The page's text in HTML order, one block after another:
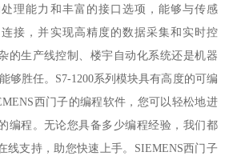
理能力和丰富的接口选项，能够与传感
接，并实现高精度的数据采集和实时控
的生产线控制、楼宇自动化系统还是机器
够胜任。S7-1200系列模块具有高度的可编
西门子的编程软件，您可以轻松地进
编程。无论您具备多少编程经验，我们都
线支持，助您快速上手。SIEMENS西门子